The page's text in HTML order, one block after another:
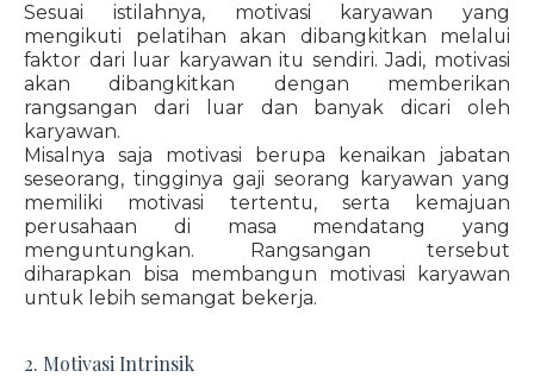
Sesuai istilahnya, motivasi karyawan yang
mengikuti pelatihan akan dibangkitkan melalui
faktor dari luar karyawan itu sendiri. Jadi, motivasi
akan dibangkitkan dengan memberikan
rangsangan dari luar dan banyak dicari oleh
karyawan.
Misalnya saja motivasi berupa kenaikan jabatan
seseorang, tingginya gaji seorang karyawan yang
memiliki motivasi tertentu, serta kemajuan
perusahaan di masa mendatang yang
menguntungkan. Rangsangan tersebut
diharapkan bisa membangun motivasi karyawan
untuk lebih semangat bekerja.
2. Motivasi Intrinsik